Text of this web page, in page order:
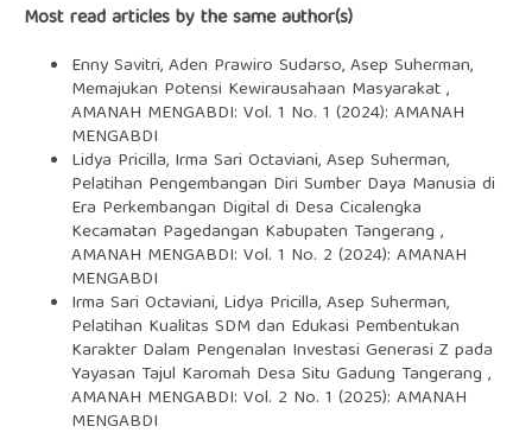
Most read articles by the same author(s)
Enny Savitri, Aden Prawiro Sudarso, Asep Suherman,
Memajukan Potensi Kewirausahaan Masyarakat,
AMANAH MENGABDI: Vol. 1 No. 1 (2024): AMANAH
MENGABDI
Lidya Pricilla, Irma Sari Octaviani, Asep Suherman,
Pelatihan Pengembangan Diri Sumber Daya Manusia di
Era Perkembangan Digital di Desa Cicalengka
Kecamatan Pagedangan Kabupaten Tangerang ,
AMANAH MENGABDI: Vol. 1 No. 2 (2024): AMANAH
MENGABDI
Irma Sari Octaviani, Lidya Pricilla, Asep Suherman,
Pelatihan Kualitas SDM dan Edukasi Pembentukan
Karakter Dalam Pengenalan Investasi Generasi Z pada
Yayasan Tajul Karomah Desa Situ Gadung Tangerang ,
AMANAH MENGABDI: Vol. 2 No. 1 (2025): AMANAH
MENGABDI